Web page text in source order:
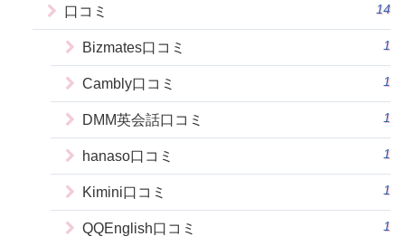
口コミ 14
Bizmates口コミ 1
Cambly口コミ 1
DMM英会話口コミ 1
hanaso口コミ 1
Kimini口コミ 1
QQEnglish口コミ 1